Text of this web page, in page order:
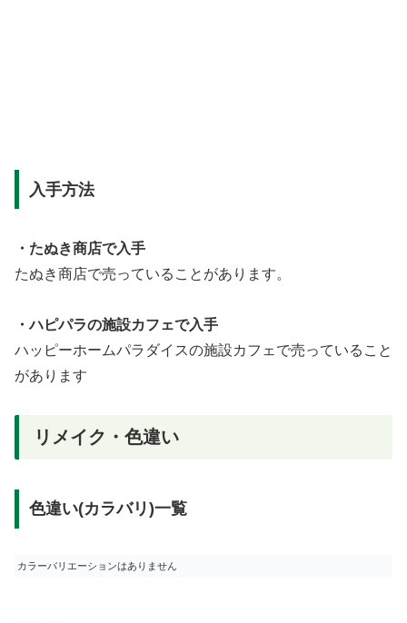
入手方法
・たぬき商店で入手
たぬき商店で売っていることがあります。
・ハピパラの施設カフェで入手
ハッピーホームパラダイスの施設カフェで売っていること
があります
リメイク・色違い
色違い(カラバリ)一覧
カラーバリエーションはありません